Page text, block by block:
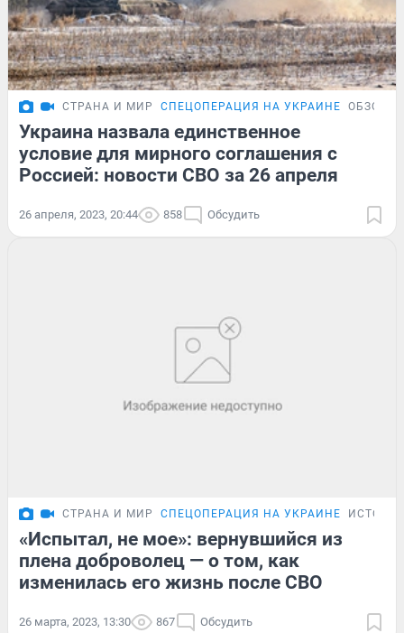
СТРАНА И МИР СПЕЦОПЕРАЦИЯ НА УКРАИНЕ ОБЗОР
Украина назвала единственное
условие для мирного соглашения с
Россией: новости СВО за 26 апреля
26 апреля, 2023, 20:44 858 Обсудить
СТРАНА И МИР СПЕЦОПЕРАЦИЯ НА УКРАИНЕ
«Испытал, не мое»: вернувшийся из
плена доброволец — о том, как
изменилась его жизнь после СВО
26 марта, 2023, 13:30 867 Обсудить